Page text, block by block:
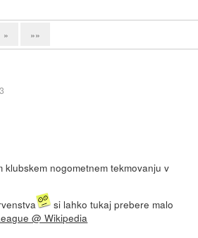
» »»
klubskem nogometnem tekmovanju v
si lahko tukaj prebere malo
@ Wikipedia